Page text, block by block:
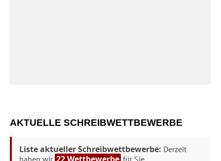
AKTUELLE SCHREIBWETTBEWERBE
Liste aktueller Schreibwettbewerbe: Derzeit
haben wir
für Sie